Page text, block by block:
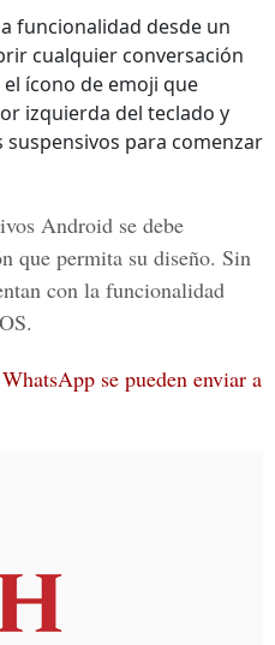
funcionalidad desde un
cualquier conversación
ícono de emoji que
izquierda del teclado y
para comenzar
Android se debe
que permita su diseño. Sin
con la funcionalidad
.
se pueden enviar a